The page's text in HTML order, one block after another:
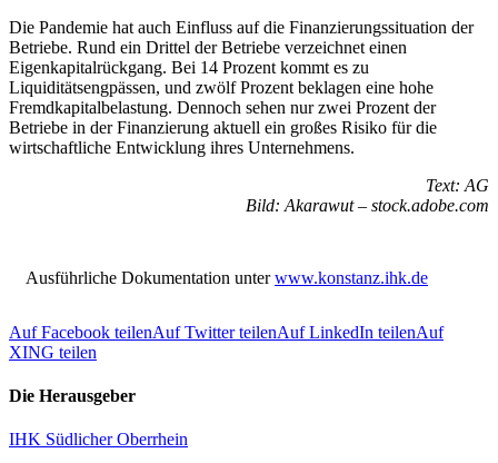
Die Pandemie hat auch Einfluss auf die Finanzierungssituation der
Betriebe. Rund ein Drittel der Betriebe verzeichnet einen
Eigenkapitalrückgang. Bei 14 Prozent kommt es zu
Liquiditätsengpässen, und zwölf Prozent beklagen eine hohe
Fremdkapitalbelastung. Dennoch sehen nur zwei Prozent der
Betriebe in der Finanzierung aktuell ein großes Risiko für die
wirtschaftliche Entwicklung ihres Unternehmens.
Text: AG
Bild: Akarawut – stock.adobe.com
Ausführliche Dokumentation unterwww.konstanz.ihk.de
Auf Facebook teilenAuf Twitter teilenAuf LinkedIn teilenAuf
XING teilen
Die Herausgeber
IHK Südlicher Oberrhein